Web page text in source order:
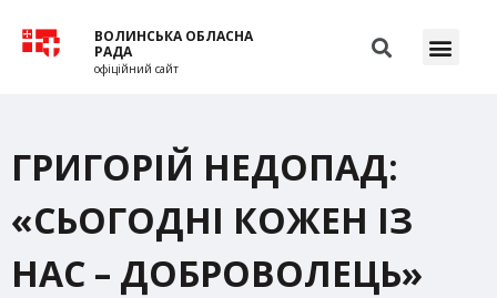
ВОЛИНСЬКА ОБЛАСНА
РАДА
офіційний сайт
ГРИГОРІЙ НЕДОПАД:
«СЬОГОДНІ КОЖЕН ІЗ
НАС – ДОБРОВОЛЕЦЬ»